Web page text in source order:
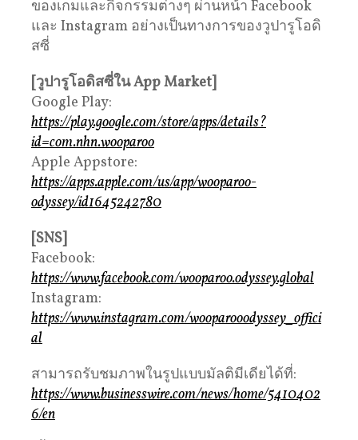
ของเกมและกิจกรรมต่างๆ ผ่านหน้า Facebook
และ Instagram อย่างเป็นทางการของวูปารูโอดิ
สซี่
[วูปารูโอดิสซี่ใน App Market]
Google Play:
https://play.google.com/store/apps/details?
id=com.nhn.wooparoo
Apple Appstore:
https://apps.apple.com/us/app/wooparoo-
odyssey/id1645242780
[SNS]
Facebook:
https://www.facebook.com/wooparoo.odyssey.global
Instagram:
https://www.instagram.com/wooparooodyssey_offici
al
สามารถรับชมภาพในรูปแบบมัลติมีเดียได้ที่:
https://www.businesswire.com/news/home/5410402
6/en